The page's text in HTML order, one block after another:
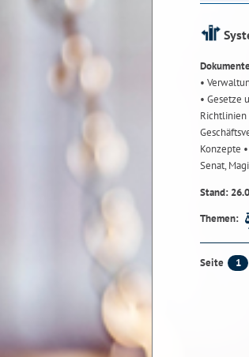
•
• Gesetze
Richtlinien
Konzepte
Senat,
Stand:
Themen:
Seite 1